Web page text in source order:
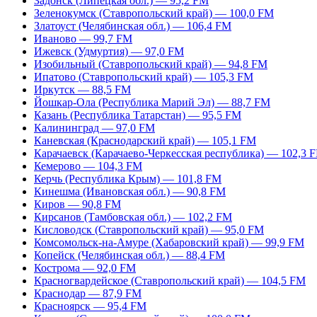
Зеленокумск (Ставропольский край) — 100,0 FM
Златоуст (Челябинская обл.) — 106,4 FM
Иваново — 99,7 FM
Ижевск (Удмуртия) — 97,0 FM
Изобильный (Ставропольский край) — 94,8 FM
Ипатово (Ставропольский край) — 105,3 FM
Иркутск — 88,5 FM
Йошкар-Ола (Республика Марий Эл) — 88,7 FM
Казань (Республика Татарстан) — 95,5 FM
Калининград — 97,0 FM
Каневская (Краснодарский край) — 105,1 FM
Карачаевск (Карачаево-Черкесская республика) — 102,3
Кемерово — 104,3 FM
Керчь (Республика Крым) — 101,8 FM
Кинешма (Ивановская обл.) — 90,8 FM
Киров — 90,8 FM
Кирсанов (Тамбовская обл.) — 102,2 FM
Кисловодск (Ставропольский край) — 95,0 FM
Комсомольск-на-Амуре (Хабаровский край) — 99,9 FM
Копейск (Челябинская обл.) — 88,4 FM
Кострома — 92,0 FM
Красногвардейское (Ставропольский край) — 104,5 FM
Краснодар — 87,9 FM
Красноярск — 95,4 FM